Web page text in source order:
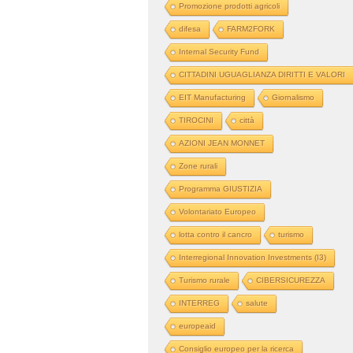
Promozione prodotti agricoli
difesa FARM2FORK
Internal Security Fund
CITTADINI UGUAGLIANZA DIRITTI E VALORI
EIT Manufacturing Giornalismo
TIROCINI città
AZIONI JEAN MONNET
Zone rurali
Programma GIUSTIZIA
Volontariato Europeo
lotta contro il cancro turismo
Interregional Innovation Investments (I3)
Turismo rurale CIBERSICUREZZA
INTERREG salute
europeaid
Consiglio europeo per la ricerca